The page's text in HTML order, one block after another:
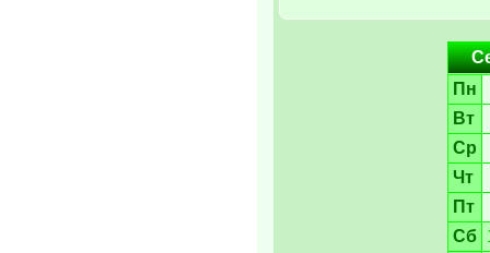
Пн
Вт
Ср
Чт
Пт
Сб